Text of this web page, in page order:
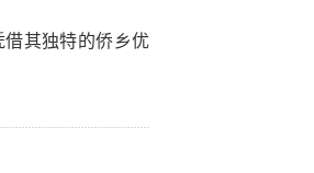
借其独特的侨乡优